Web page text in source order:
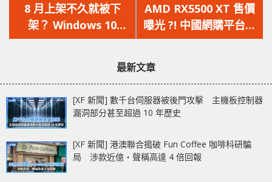
一
篇
文
8 月上架不久就被下
架？ Windows 10
Notepad 被
一
篇
文
AMD RX5500 XT 售價
曝光 ?! 中國網購平台預
定價 1,399 人仔起跳
最新文章
[XF 新聞] 數千台伺服器被後門攻擊 主機板控制器
漏洞部分甚至超過 10 年歷史
[XF 新聞] 港澳聯合搗破 Fun Coffee 咖啡科研騙
局 涉款近億‧聲稱高達 4 倍回報